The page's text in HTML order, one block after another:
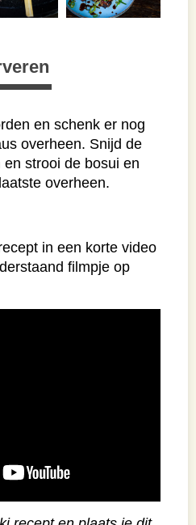
en schenk er nog
overheen. Snijd de
strooi de bosui en
overheen.
in een korte video
filmpje op